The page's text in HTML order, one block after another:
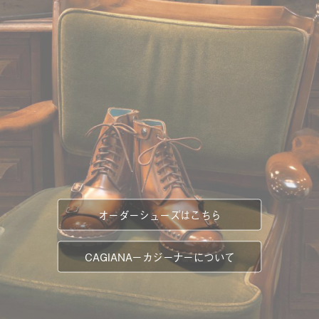
オーダーシューズはこちら
CAGIANA－カジーナ－について